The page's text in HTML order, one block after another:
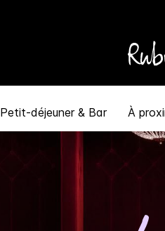
Petit-déjeuner & Bar À